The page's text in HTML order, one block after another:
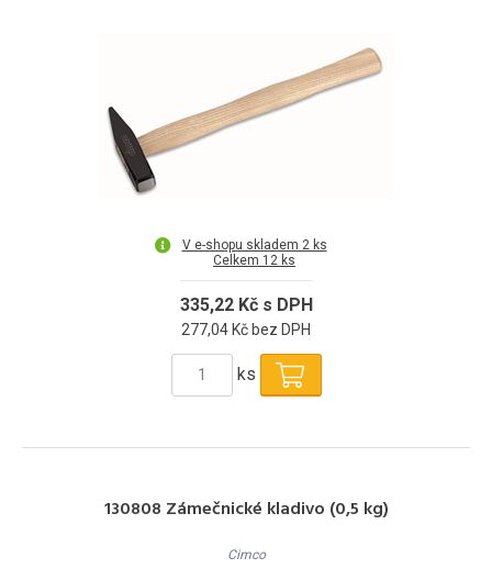
V e-shopu skladem 2 ks
Celkem 12 ks
335,22 Kč s DPH
277,04 Kč bez DPH
ks
130808 Zámečnické kladivo (0,5 kg)
Cimco